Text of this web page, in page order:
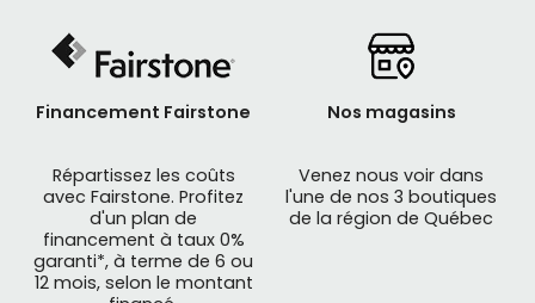
Financement Fairstone
Répartissez les coûts
avec Fairstone. Profitez
d'un plan de
financement à taux 0%
garanti*, à terme de 6 ou
12 mois, selon le montant
Nos magasins
Venez nous voir dans
l'une de nos 3 boutiques
de la région de Québec